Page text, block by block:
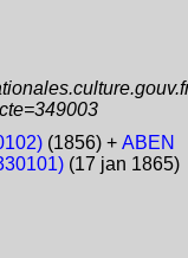
(1856) + ABEN
(17 jan 1865)